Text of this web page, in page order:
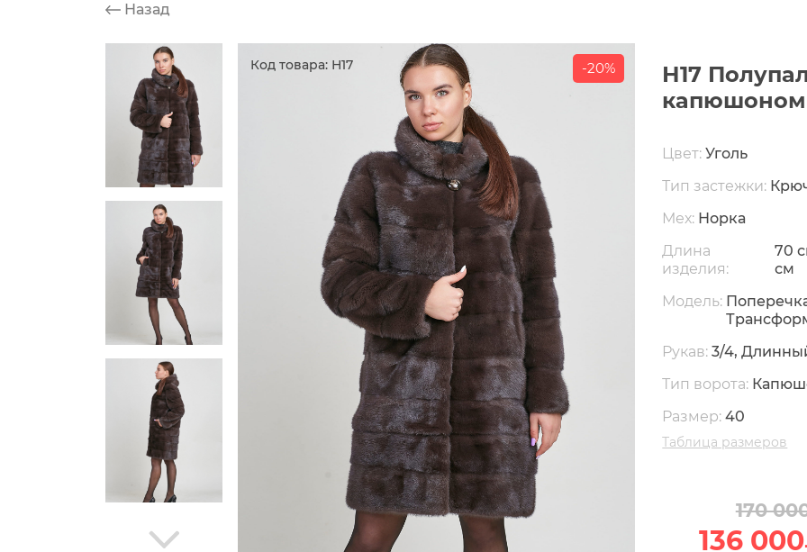
Назад
Код товара: Н17 -20%
Н17
капюшоном
Цвет:Уголь
Тип застежки:
Мех: Норка
Длина
изделия:
70
см
Модель:
Рукав:3/4,
Тип ворота:
Размер:40
Таблица размеров
170
136 000